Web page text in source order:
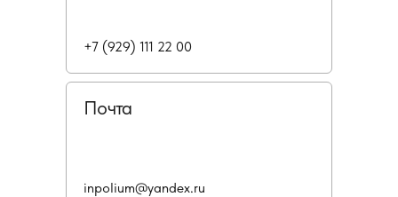
Почта
+7 (929) 111 22 00
inpolium@yandex.ru